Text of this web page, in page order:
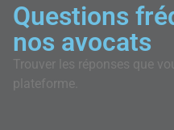
Questions
nos avocats
Trouver les réponses que
plateforme.